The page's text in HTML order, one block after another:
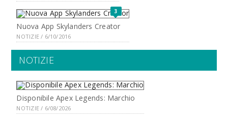
3
Nuova App Skylanders Creator
NOTIZIE / 6/10/2016
NOTIZIE
Disponibile Apex Legends: Marchio
NOTIZIE / 6/08/2026